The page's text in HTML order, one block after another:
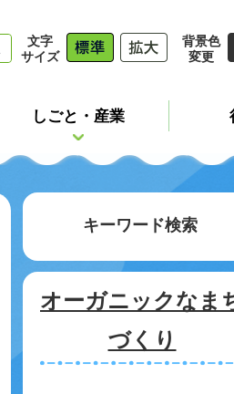
文字
サイズ
背景色
変更
しごと・産業
キーワード検索
オーガニックなま
づくり